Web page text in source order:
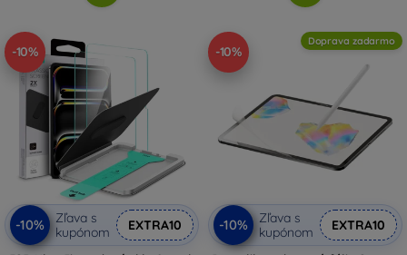
-10%
-10%
Zľava s
kupónom
EXTRA10
-10%
Doprava zadarmo
-10%
Zľava s
kupónom
EXTRA10